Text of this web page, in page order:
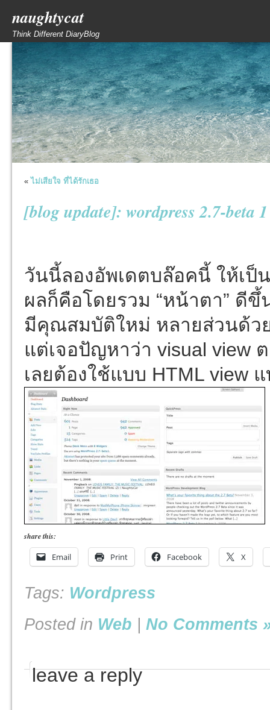
naughtycat
Think Different DiaryBlog
« ไม่เสียใจ ที่ได้รักเธอ
[blog update]: wordpress 2.7-beta 1
วันนี้ลองอัพเดตบล๊อคนี้ ให้เป็
ผลก็คือโดยรวม “หน้าตา” ดีขึ้
มีคุณสมบัติใหม่ หลายส่วนด้ว
แต่เจอปัญหาว่า visual view
เลยต้องใช้แบบ HTML view
share this:
Email Print Facebook X
Tags: Wordpress
Posted in Web No Comments
leave a reply